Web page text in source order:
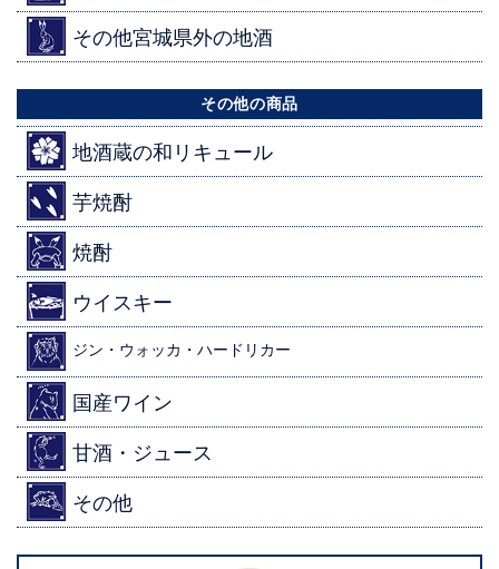
その他宮城県外の地酒
その他の商品
地酒蔵の和リキュール
芋焼酎
焼酎
ウイスキー
ジン・ウォッカ・ハードリカー
国産ワイン
甘酒・ジュース
その他